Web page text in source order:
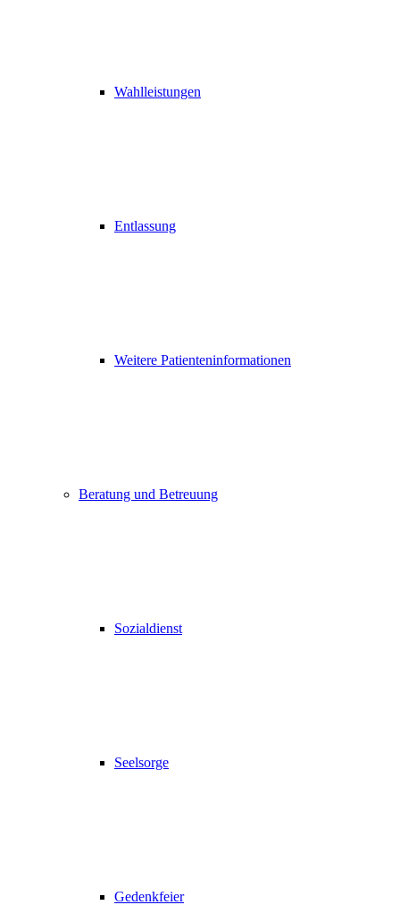
Wahlleistungen
Entlassung
Weitere Patienteninformationen
Beratung und Betreuung
Sozialdienst
Seelsorge
Gedenkfeier